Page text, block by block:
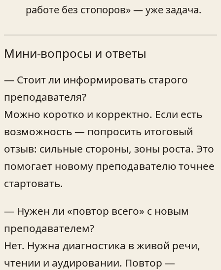
работе без стопоров» — уже задача.
Мини-вопросы и ответы
— Стоит ли информировать старого
преподавателя?
Можно коротко и корректно. Если есть
возможность — попросить итоговый
отзыв: сильные стороны, зоны роста. Это
помогает новому преподавателю точнее
стартовать.
— Нужен ли «повтор всего» с новым
преподавателем?
Нет. Нужна диагностика в живой речи,
чтении и аудировании. Повтор —